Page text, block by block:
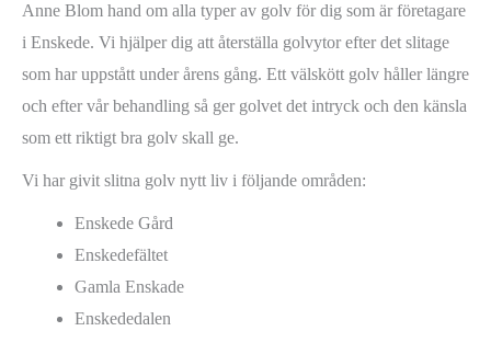
Anne Blom hand om alla typer av golv för dig som är företagare
i Enskede. Vi hjälper dig att återställa golvytor efter det slitage
som har uppstått under årens gång. Ett välskött golv håller längre
och efter vår behandling så ger golvet det intryck och den känsla
som ett riktigt bra golv skall ge.
Vi har givit slitna golv nytt liv i följande områden:
Enskede Gård
Enskedefältet
Gamla Enskade
Enskededalen